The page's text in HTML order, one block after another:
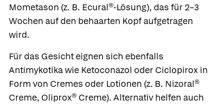
Mometason (z. B. Ecural®-Lösung), das für 2–3
Wochen auf den behaarten Kopf aufgetragen
wird.
Für das Gesicht eignen sich ebenfalls
Antimykotika wie Ketoconazol oder Ciclopirox in
Form von Cremes oder Lotionen (z. B. Nizoral®
Creme, Oliprox® Creme). Alternativ helfen auch